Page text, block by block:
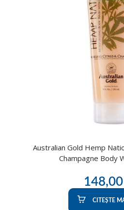
Australian Gold Hemp
Champagne Body
148,00
CITEȘTE